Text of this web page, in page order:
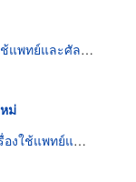
ย์และศัลยแพทย์
ม่
ทย์และศัลยแพทย์